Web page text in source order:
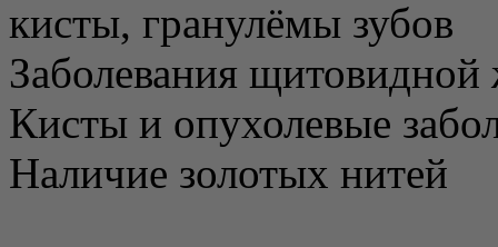
кисты, гранулёмы зубов
Заболевания щитовидной
Кисты и опухолевые
Наличие золотых нитей